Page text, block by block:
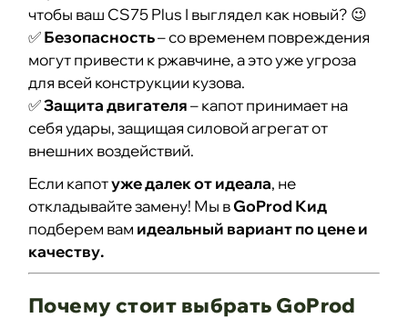
чтобы ваш CS75 Plus I выглядел как новый? 😉
✅Безопасность– со временем повреждения
могут привести к ржавчине, а это уже угроза
для всей конструкции кузова.
✅Защита двигателя– капот принимает на
себя удары, защищая силовой агрегат от
внешних воздействий.
Если капотуже далек от идеала, не
откладывайте замену! Мы вGoProd Кид
подберем вам идеальный вариант по цене и
качеству.
Почему стоит выбрать GoProd